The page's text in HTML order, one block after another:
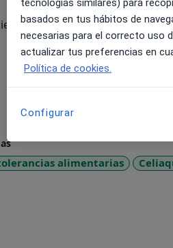
son mi prioridad.
alimentarias
tecnologías similares) para
basados en tus hábitos de
necesarias para el correcto uso
actualizar tus preferencias en
Política de cookies.
Configurar